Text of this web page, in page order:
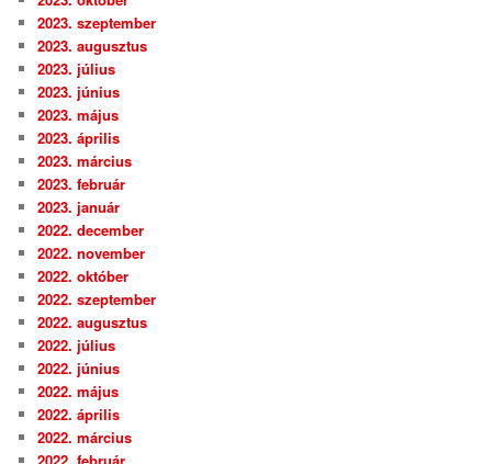
2023. szeptember
2023. augusztus
2023. július
2023. június
2023. május
2023. április
2023. március
2023. február
2023. január
2022. december
2022. november
2022. október
2022. szeptember
2022. augusztus
2022. július
2022. június
2022. május
2022. április
2022. március